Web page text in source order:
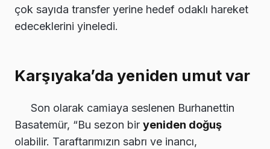
çok sayıda transfer yerine hedef odaklı hareket
edeceklerini yineledi.
Karşıyaka’da yeniden umut var
Son olarak camiaya seslenen Burhanettin
Basatemür, “Bu sezon bir yeniden doğuş
olabilir. Taraftarımızın sabrı ve inancı,